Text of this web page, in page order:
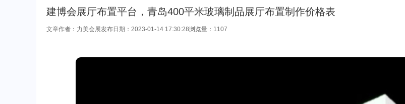
建博会展厅布置平台，青岛400平米玻璃制品展厅布置制作价格表
文章作者：力美会展发布日期：2023-01-14 17:30:28浏览量：1107